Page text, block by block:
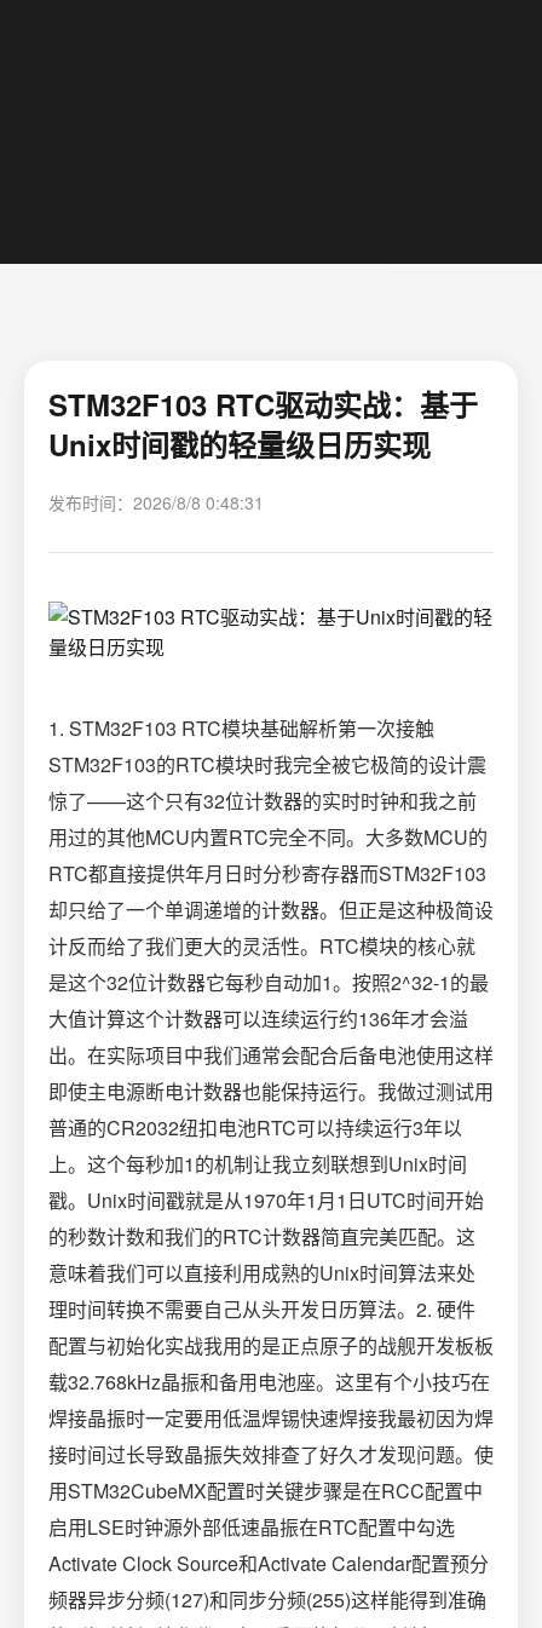
STM32F103 RTC驱动实战：基于
Unix时间戳的轻量级日历实现
发布时间：2026/8/8 0:48:31
1. STM32F103 RTC模块基础解析第一次接触
STM32F103的RTC模块时我完全被它极简的设计震
惊了——这个只有32位计数器的实时时钟和我之前
用过的其他MCU内置RTC完全不同。大多数MCU的
RTC都直接提供年月日时分秒寄存器而STM32F103
却只给了一个单调递增的计数器。但正是这种极简设
计反而给了我们更大的灵活性。RTC模块的核心就
是这个32位计数器它每秒自动加1。按照2^32-1的最
大值计算这个计数器可以连续运行约136年才会溢
出。在实际项目中我们通常会配合后备电池使用这样
即使主电源断电计数器也能保持运行。我做过测试用
普通的CR2032纽扣电池RTC可以持续运行3年以
上。这个每秒加1的机制让我立刻联想到Unix时间
戳。Unix时间戳就是从1970年1月1日UTC时间开始
的秒数计数和我们的RTC计数器简直完美匹配。这
意味着我们可以直接利用成熟的Unix时间算法来处
理时间转换不需要自己从头开发日历算法。2. 硬件
配置与初始化实战我用的是正点原子的战舰开发板板
载32.768kHz晶振和备用电池座。这里有个小技巧在
焊接晶振时一定要用低温焊锡快速焊接我最初因为焊
接时间过长导致晶振失效排查了好久才发现问题。使
用STM32CubeMX配置时关键步骤是在RCC配置中
启用LSE时钟源外部低速晶振在RTC配置中勾选
Activate Clock Source和Activate Calendar配置预分
频器异步分频(127)和同步分频(255)这样能得到准确